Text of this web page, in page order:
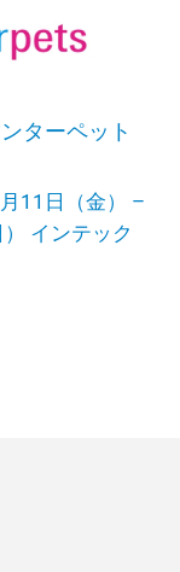
ターペット
11日（金） –
インテック